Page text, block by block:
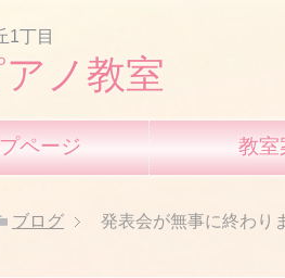
1丁目
ノ教室
ページ 教室
ブログ 発表会が無事に終わり